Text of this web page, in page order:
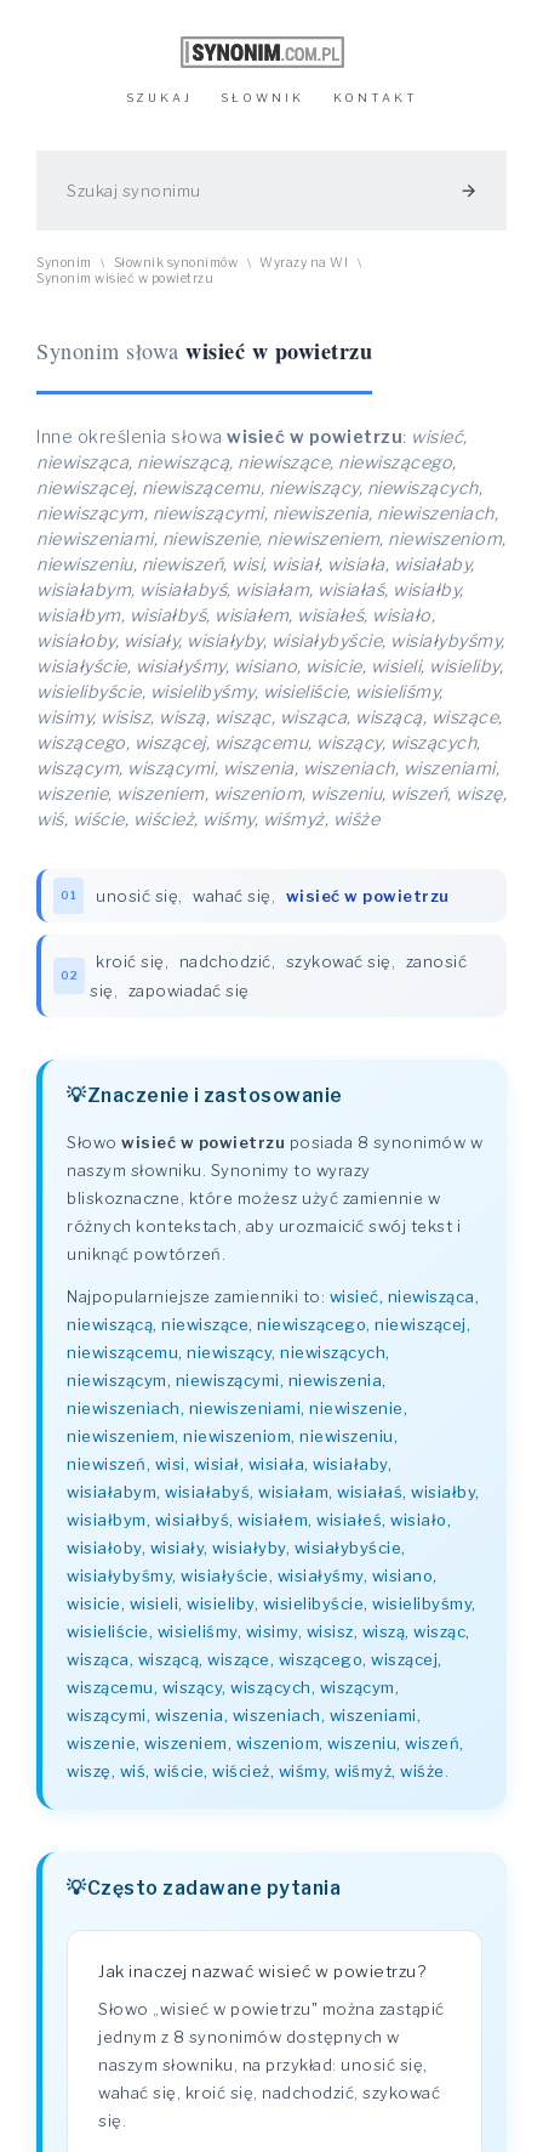
SZUKAJ SŁOWNIK KONTAKT
arrow_forward
Synonim \ Słownik synonimów \ Wyrazy na WI \
Synonim wisieć w powietrzu
Synonim słowa wisieć w powietrzu
Inne określenia słowa wisieć w powietrzu: wisieć,
niewisząca, niewiszącą, niewiszące, niewiszącego,
niewiszącej, niewiszącemu, niewiszący, niewiszących,
niewiszącym, niewiszącymi, niewiszenia, niewiszeniach,
niewiszeniami, niewiszenie, niewiszeniem, niewiszeniom,
niewiszeniu, niewiszeń, wisi, wisiał, wisiała, wisiałaby,
wisiałabym, wisiałabyś, wisiałam, wisiałaś, wisiałby,
wisiałbym, wisiałbyś, wisiałem, wisiałeś, wisiało,
wisiałoby, wisiały, wisiałyby, wisiałybyście, wisiałybyśmy,
wisiałyście, wisiałyśmy, wisiano, wisicie, wisieli, wisieliby,
wisielibyście, wisielibyśmy, wisieliście, wisieliśmy,
wisimy, wisisz, wiszą, wisząc, wisząca, wiszącą, wiszące,
wiszącego, wiszącej, wiszącemu, wiszący, wiszących,
wiszącym, wiszącymi, wiszenia, wiszeniach, wiszeniami,
wiszenie, wiszeniem, wiszeniom, wiszeniu, wiszeń, wiszę,
wiś, wiście, wiścież, wiśmy, wiśmyż, wiśże
01 unosić się wahać się wisieć w powietrzu
02
kroić się nadchodzić szykować się
zanosić
się
zapowiadać się
Znaczenie i zastosowanie
Słowo wisieć w powietrzu posiada 8 synonimów w
naszym słowniku. Synonimy to wyrazy
bliskoznaczne, które możesz użyć zamiennie w
różnych kontekstach, aby urozmaicić swój tekst i
uniknąć powtórzeń.
Najpopularniejsze zamienniki to: wisieć, niewisząca,
niewiszącą, niewiszące, niewiszącego, niewiszącej,
niewiszącemu, niewiszący, niewiszących,
niewiszącym, niewiszącymi, niewiszenia,
niewiszeniach, niewiszeniami, niewiszenie,
niewiszeniem, niewiszeniom, niewiszeniu,
niewiszeń, wisi, wisiał, wisiała, wisiałaby,
wisiałabym, wisiałabyś, wisiałam, wisiałaś, wisiałby,
wisiałbym, wisiałbyś, wisiałem, wisiałeś, wisiało,
wisiałoby, wisiały, wisiałyby, wisiałybyście,
wisiałybyśmy, wisiałyście, wisiałyśmy, wisiano,
wisicie, wisieli, wisieliby, wisielibyście, wisielibyśmy,
wisieliście, wisieliśmy, wisimy, wisisz, wiszą, wisząc,
wisząca, wiszącą, wiszące, wiszącego, wiszącej,
wiszącemu, wiszący, wiszących, wiszącym,
wiszącymi, wiszenia, wiszeniach, wiszeniami,
wiszenie, wiszeniem, wiszeniom, wiszeniu, wiszeń,
wiszę, wiś, wiście, wiścież, wiśmy, wiśmyż, wiśże
Często zadawane pytania
Jak inaczej nazwać wisieć w powietrzu?
Słowo „wisieć w powietrzu" można zastąpić
jednym z 8 synonimów dostępnych w
naszym słowniku, na przykład: unosić się,
wahać się, kroić się, nadchodzić, szykować
się.